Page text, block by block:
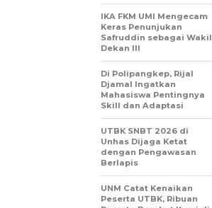
IKA FKM UMI Mengecam
Keras Penunjukan
Safruddin sebagai Wakil
Dekan III
Di Polipangkep, Rijal
Djamal Ingatkan
Mahasiswa Pentingnya
Skill dan Adaptasi
UTBK SNBT 2026 di
Unhas Dijaga Ketat
dengan Pengawasan
Berlapis
UNM Catat Kenaikan
Peserta UTBK, Ribuan